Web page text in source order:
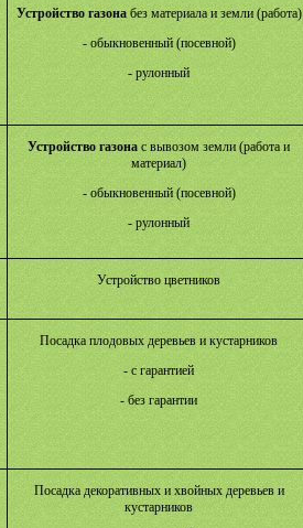
Устройство газонабез материала и земли (работа)
- обыкновенный (посевной)
- рулонный
Устройство газона с вывозом земли (работа и
материал)
- обыкновенный (посевной)
- рулонный
Устройство цветников
Посадка плодовых деревьев и кустарников
- с гарантией
- без гарантии
Посадка декоративных и хвойных деревьев и
кустарников